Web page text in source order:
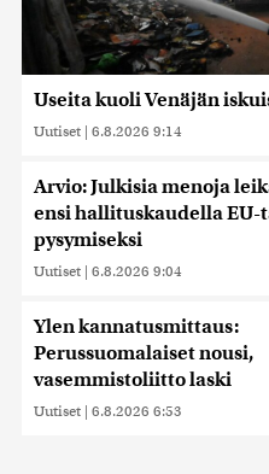
Useita kuoli Venäjän
Uutiset | 6.8.2026 9:14
Arvio: Julkisia menoja
ensi hallituskaudella EU-
pysymiseksi
Uutiset | 6.8.2026 9:04
Ylen kannatusmittaus:
Perussuomalaiset nousi,
vasemmistoliitto laski
Uutiset | 6.8.2026 6:53